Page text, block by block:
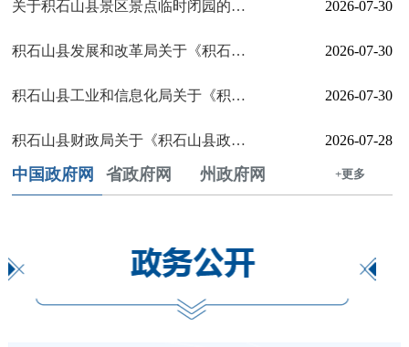
关于积石山县景区景点临时闭园的公告 2026-07-30
积石山县发展和改革局关于《积石县政府部门及下属单位涉企收费目录清单》的公示 2026-07-30
积石山县工业和信息化局关于《积石山县政府部门及下属单位涉企收费目录清单》的公示 2026-07-30
积石山县财政局关于《积石山县政府部门及下属单位涉企收费目录清单》的公示 2026-07-28
中国政府网 省政府网 州政府网 +更多